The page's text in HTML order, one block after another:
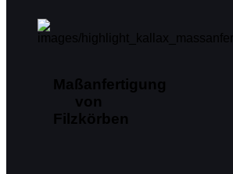
Maßanfertigung
von
Filzkörben